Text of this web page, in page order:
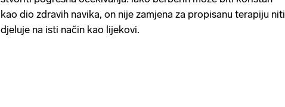
kao dio zdravih navika, on nije zamjena za propisanu terapiju niti
djeluje na isti način kao lijekovi.